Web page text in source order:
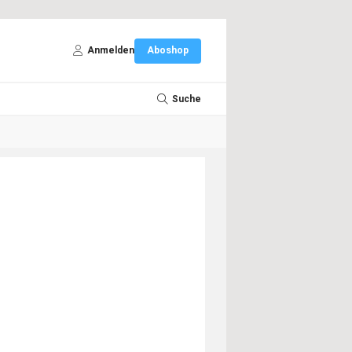
Anmelden Aboshop
Suche